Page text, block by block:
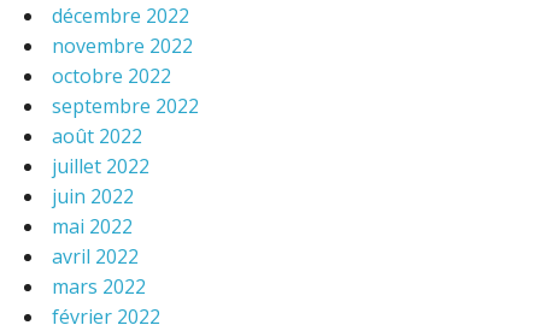
décembre 2022
novembre 2022
octobre 2022
septembre 2022
août 2022
juillet 2022
juin 2022
mai 2022
avril 2022
mars 2022
février 2022